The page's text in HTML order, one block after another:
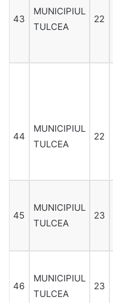
43
MUNICIPIUL
TULCEA
22
44
MUNICIPIUL
TULCEA
22
45
MUNICIPIUL
TULCEA
23
46
MUNICIPIUL
TULCEA
23